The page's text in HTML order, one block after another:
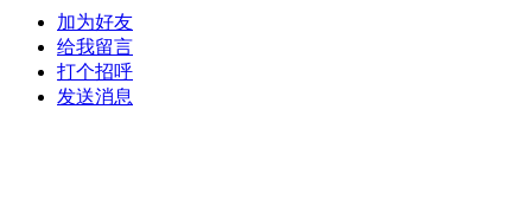
加为好友
给我留言
打个招呼
发送消息